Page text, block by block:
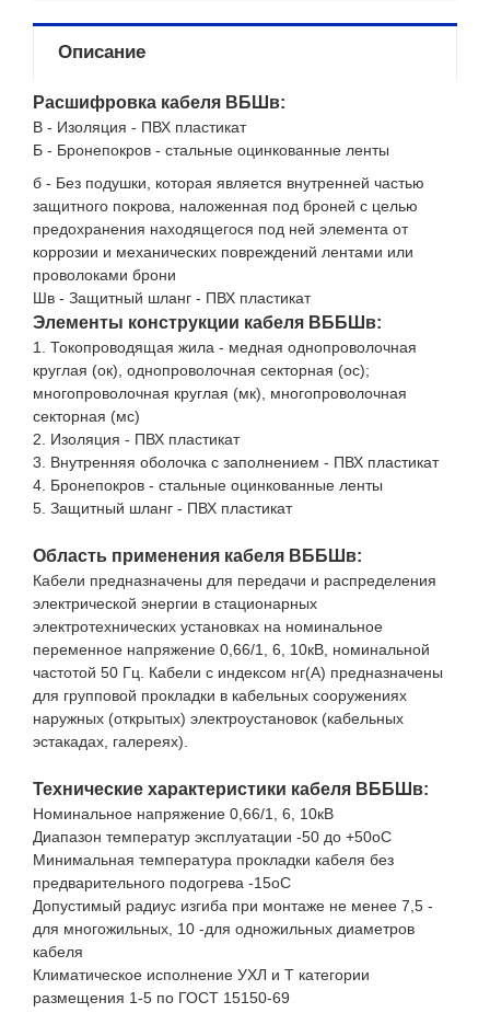
Описание
Расшифровка кабеля ВБШв:
В - Изоляция - ПВХ пластикат
Б - Бронепокров - стальные оцинкованные ленты
б - Без подушки, которая является внутренней частью
защитного покрова, наложенная под броней с целью
предохранения находящегося под ней элемента от
коррозии и механических повреждений лентами или
проволоками брони
Шв - Защитный шланг - ПВХ пластикат
Элементы конструкции кабеля ВББШв:
1. Токопроводящая жила - медная однопроволочная
круглая (ок), однопроволочная секторная (ос);
многопроволочная круглая (мк), многопроволочная
секторная (мс)
2. Изоляция - ПВХ пластикат
3. Внутренняя оболочка с заполнением - ПВХ пластикат
4. Бронепокров - стальные оцинкованные ленты
5. Защитный шланг - ПВХ пластикат
Область применения кабеля ВББШв:
Кабели предназначены для передачи и распределения
электрической энергии в стационарных
электротехнических установках на номинальное
переменное напряжение 0,66/1, 6, 10кВ, номинальной
частотой 50 Гц. Кабели с индексом нг(А) предназначены
для групповой прокладки в кабельных сооружениях
наружных (открытых) электроустановок (кабельных
эстакадах, галереях).
Технические характеристики кабеля ВББШв:
Номинальное напряжение 0,66/1, 6, 10кВ
Диапазон температур эксплуатации -50 до +50оС
Минимальная температура прокладки кабеля без
предварительного подогрева -15оС
Допустимый радиус изгиба при монтаже не менее 7,5 -
для многожильных, 10 -для одножильных диаметров
кабеля
Климатическое исполнение УХЛ и Т категории
размещения 1-5 по ГОСТ 15150-69